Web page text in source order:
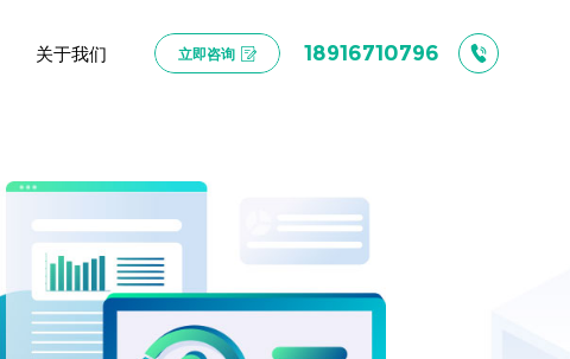
关于我们 立即咨询 18916710796